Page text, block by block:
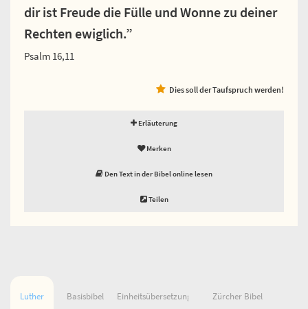
dir ist Freude die Fülle und Wonne zu deiner
Rechten ewiglich.”
Psalm 16,11
Dies soll der Taufspruch werden!
Erläuterung
Merken
Den Text in der Bibel online lesen
Teilen
Luther Basisbibel Einheitsübersetzung Zürcher Bibel